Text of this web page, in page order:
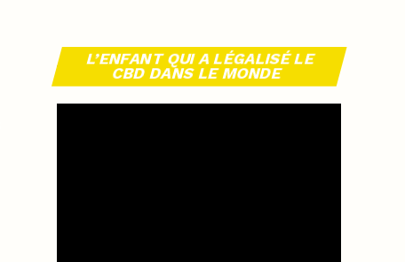
L’ENFANT QUI A LÉGALISÉ LE
CBD DANS LE MONDE